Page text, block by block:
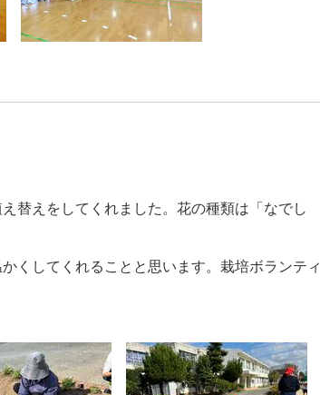
替えをしてくれました。花の種類は「なでし
くしてくれることと思います。栽培ボランティ